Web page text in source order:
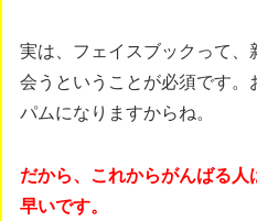
実は、フェイスブックって、
会うということが必須です。
パムになりますからね。
だから、これからがんばる
早いです。